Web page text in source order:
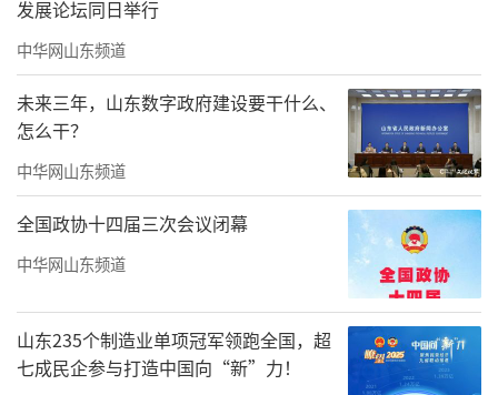
发展论坛同日举行
中华网山东频道
未来三年，山东数字政府建设要干什么、
怎么干？
中华网山东频道
全国政协十四届三次会议闭幕
中华网山东频道
山东235个制造业单项冠军领跑全国，超
七成民企参与打造中国向“新”力！